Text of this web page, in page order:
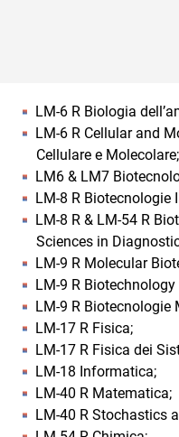
LM-6 R Biologia
LM-6 R Cellular and
Cellulare e Molecolare;
LM6 & LM7
LM-8 R Biotecnologie
LM-8 R & LM-54 R
Sciences in
LM-9 R Molecular
LM-9 R
LM-9 R Biotecnologie
LM-17 R Fisica;
LM-17 R Fisica dei
LM-18 Informatica;
LM-40 R Matematica;
LM-40 R Stochastics